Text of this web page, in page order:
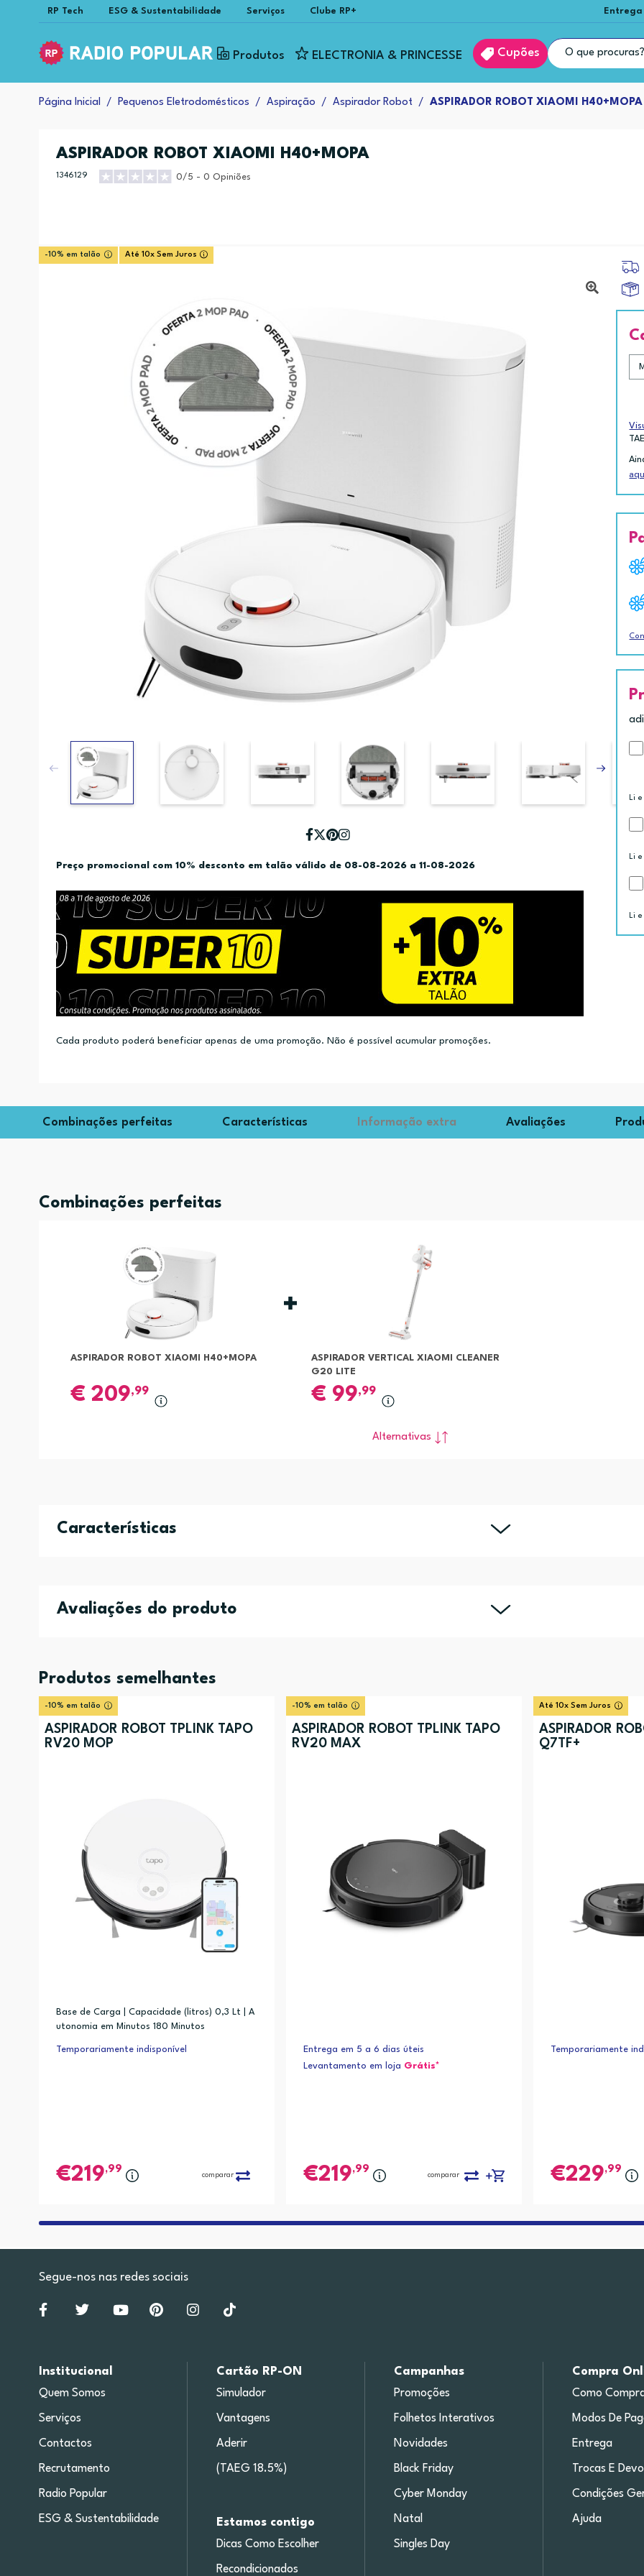
RP Tech ESG & Sustentabilidade Serviços Clube RP+
Produtos ELECTRONIA & PRINCESSE Cupões
Página Inicial Pequenos Eletrodomésticos Aspiração Aspirador Robot ASPIRADOR ROBOT XIAOMI H40+MOPA
ASPIRADOR ROBOT XIAOMI H40+MOPA
1346129 0/5 - 0 Opiniões
-10% em talão Até 10x Sem Juros
Preço promocional com 10% desconto em talão válido de 08-08-2026 a 11-08-2026
Cada produto poderá beneficiar apenas de uma promoção. Não é possível acumular promoções.
Li
Li
Li
Combinações perfeitas Características Informação extra Avaliações
Combinações perfeitas
ASPIRADOR ROBOT XIAOMI H40+MOPA
€ 209,99
ASPIRADOR VERTICAL XIAOMI CLEANER
G20 LITE
€ 99,99
Alternativas
Características
Avaliações do produto
Produtos semelhantes
-10% em talão
ASPIRADOR ROBOT TPLINK TAPO
RV20 MOP
Base de Carga | Capacidade (litros) 0,3 Lt | A
utonomia em Minutos 180 Minutos
Temporariamente indisponível
219,99
comparar
-10% em talão
ASPIRADOR ROBOT TPLINK TAPO
RV20 MAX
Entrega em 5 a 6 dias úteis
Levantamento em loja Grátis*
219,99
comparar
Até 10x Sem Juros
ASPIRADOR
Q7TF+
Temporariamente
229,99
Segue-nos nas redes sociais
Institucional
Quem Somos
Serviços
Contactos
Recrutamento
Radio Popular
ESG & Sustentabilidade
Cartão RP-ON
Simulador
Vantagens
Aderir
(TAEG 18.5%)
Estamos contigo
Dicas Como Escolher
Recondicionados
Campanhas
Promoções
Folhetos Interativos
Novidades
Black Friday
Cyber Monday
Natal
Singles Day
Compra
Como
Modos De
Entrega
Trocas E
Condições
Ajuda